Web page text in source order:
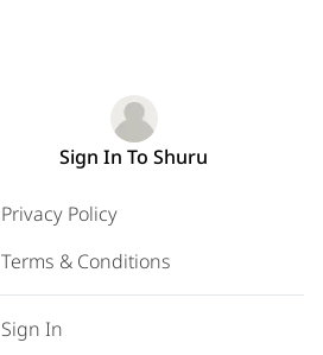
Sign In To Shuru
Privacy Policy
Terms & Conditions
Sign In